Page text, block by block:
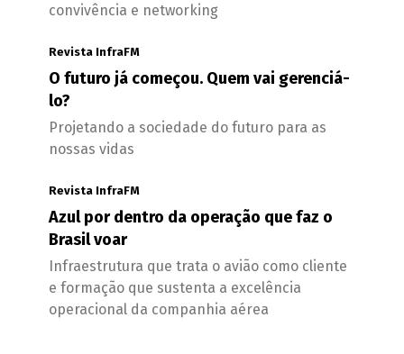
convivência e networking
Revista InfraFM
O futuro já começou. Quem vai gerenciá-
lo?
Projetando a sociedade do futuro para as
nossas vidas
Revista InfraFM
Azul por dentro da operação que faz o
Brasil voar
Infraestrutura que trata o avião como cliente
e formação que sustenta a excelência
operacional da companhia aérea